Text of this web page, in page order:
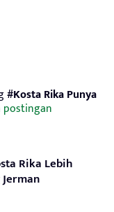
#Kosta Rika Punya
postingan
Rika Lebih